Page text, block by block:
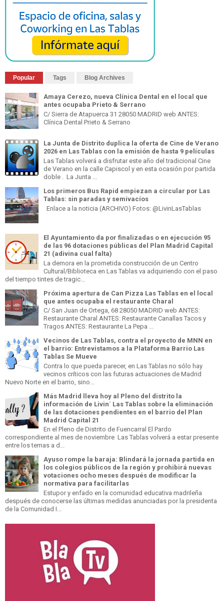
Popular Tags Blog Archives
Amaya Cerezo, nueva Clínica Dental en el local que
antes ocupaba Prieto & Serrano
C/ Sierra de Atapuerca 31 28050 MADRID web ANTES:
Clínica Dental Prieto & Serrano
La Junta de Distrito duplica la oferta de Cine de Verano
2026 en Las Tablas con la emisión de hasta 9 películas
Las Tablas volverá a disfrutar este año del tradicional Cine
de Verano en la calle Capiscol y en esta ocasión por partida
doble . La Junta ...
Los primeros Bus Rapid empiezan a circular por Las
Tablas: sin paradas y semivacíos
Enlace a la noticia (ARCHIVO) Fotos: @LivinLasTablas
El Ayuntamiento da por finalizadas o en ejecución 95
de las 96 dotaciones públicas del Plan Madrid Capital
21 (adivina cual falta)
La demora en la prometida construcción de un Centro
Cultural/Biblioteca en Las Tablas va adquiriendo con el paso
del tiempo tintes de tragic...
Próxima apertura de Can Pizza Las Tablas en el local
que antes ocupaba el restaurante Charal
C/ San Juan de Ortega, 68 28050 MADRID web ANTES:
Restaurante Charal ANTES: Restaurante Canallas Tacos y
Tragos ANTES: Restaurante La Pepa ...
Vecinos de Las Tablas, contra el proyecto de MNN en
el barrio: Entrevistamos a la Plataforma Barrio Las
Tablas Se Mueve
Contra lo que pueda parecer, en Las Tablas no sólo hay
vecinos críticos con las futuras actuaciones de Madrid
Nuevo Norte en el barrio, sino...
Más Madrid lleva hoy al Pleno del distrito la
información de Livin´ Las Tablas sobre la eliminación
de las dotaciones pendientes en el barrio del Plan
Madrid Capital 21
En el Pleno de Distrito de Fuencarral El Pardo
correspondiente al mes de noviembre Las Tablas volverá a estar presente
entre los temas a d...
Ayuso rompe la baraja: Blindará la jornada partida en
los colegios públicos de la región y prohibirá nuevas
votaciones ocho meses después de modificar la
normativa para facilitarlas
Estupor y enfado en la comunidad educativa madrileña
después de conocerse las últimas medidas anunciadas por la presidenta
de la Comunidad I...